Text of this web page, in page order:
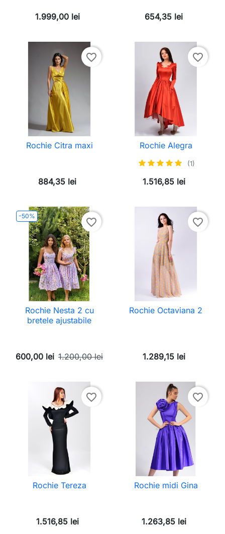
1.999,00 lei 654,35 lei
favorite_border
Rochie Citra maxi
884,35 lei
favorite_border
Rochie Alegra
(1)
1.516,85 lei
-50%
favorite_border
Rochie Nesta 2 cu
bretele ajustabile
600,00 lei 1.200,00 lei
favorite_border
Rochie Octaviana 2
1.289,15 lei
favorite_border
Rochie Tereza
1.516,85 lei
favorite_border
Rochie midi Gina
1.263,85 lei